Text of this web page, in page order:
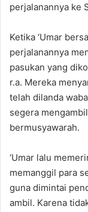
perjalanannya ke
Ketika ‘Umar
perjalanannya
pasukan yang
r.a. Mereka
telah dilanda
segera
bermusyawarah.
‘Umar lalu
memanggil para
guna dimintai
ambil. Karena